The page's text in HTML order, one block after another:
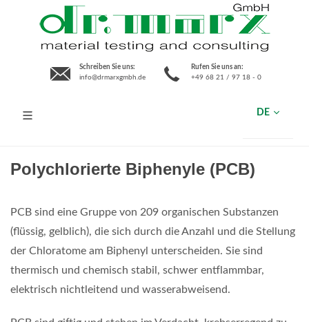
Schreiben Sie uns:
info@drmarxgmbh.de
Rufen Sie uns an:
+49 68 21 / 97 18 - 0
DE
Polychlorierte Biphenyle (PCB)
PCB sind eine Gruppe von 209 organischen Substanzen
(flüssig, gelblich), die sich durch die Anzahl und die Stellung
der Chloratome am Biphenyl unterscheiden. Sie sind
thermisch und chemisch stabil, schwer entflammbar,
elektrisch nichtleitend und wasserabweisend.